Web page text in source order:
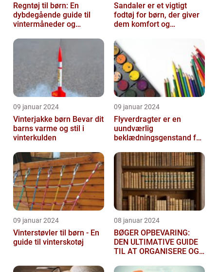
Regntøj til børn: En
dybdegående guide til
vintermåneder og
Sandaler er et vigtigt
fodtøj for børn, der giver
dem komfort og
sommermånederne
09 januar 2024
Vinterjakke børn Bevar dit
barns varme og stil i
vinterkulden
09 januar 2024
Flyverdragter er en
uundværlig
beklædningsgenstand for
vintermåneder
09 januar 2024
Vinterstøvler til børn - En
guide til vinterskotøj
08 januar 2024
BØGER OPBEVARING:
DEN ULTIMATIVE GUIDE
TIL AT ORGANISERE OG